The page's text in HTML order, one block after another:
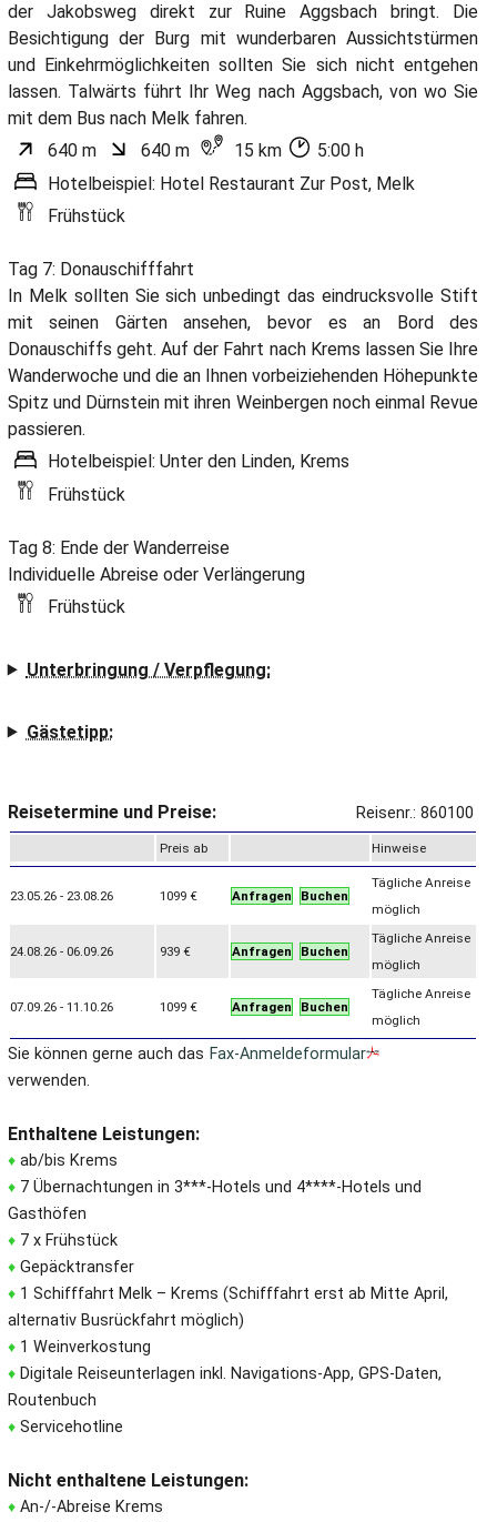
der Jakobsweg direkt zur Ruine Aggsbach bringt. Die
Besichtigung der Burg mit wunderbaren Aussichtstürmen
und Einkehrmöglichkeiten sollten Sie sich nicht entgehen
lassen. Talwärts führt Ihr Weg nach Aggsbach, von wo Sie
mit dem Bus nach Melk fahren.
640 m
640 m 15 km
5:00 h
Hotelbeispiel: Hotel Restaurant Zur Post, Melk
Frühstück
Tag 7: Donauschifffahrt
In Melk sollten Sie sich unbedingt das eindrucksvolle Stift
mit seinen Gärten ansehen, bevor es an Bord des
Donauschiffs geht. Auf der Fahrt nach Krems lassen Sie Ihre
Wanderwoche und die an Ihnen vorbeiziehenden Höhepunkte
Spitz und Dürnstein mit ihren Weinbergen noch einmal Revue
passieren.
Hotelbeispiel: Unter den Linden, Krems
Frühstück
Tag 8: Ende der Wanderreise
Individuelle Abreise oder Verlängerung
Frühstück
Unterbringung / Verpflegung:
Gästetipp:
Reisetermine und Preise: Reisenr.: 860100
Preis ab Hinweise
23.05.26 - 23.08.26 1099 € Anfragen Buchen
Tägliche Anreise
möglich
24.08.26 - 06.09.26 939 € Anfragen Buchen
Tägliche Anreise
möglich
07.09.26 - 11.10.26 1099 € Anfragen Buchen
Tägliche Anreise
möglich
Sie können gerne auch das Fax-Anmeldeformular
verwenden.
Enthaltene Leistungen:
♦ab/bis Krems
♦7 Übernachtungen in 3***-Hotels und 4****-Hotels und
Gasthöfen
♦7 x Frühstück
♦Gepäcktransfer
♦1 Schifffahrt Melk – Krems (Schifffahrt erst ab Mitte April,
alternativ Busrückfahrt möglich)
♦1 Weinverkostung
♦Digitale Reiseunterlagen inkl. Navigations-App, GPS-Daten,
Routenbuch
♦Servicehotline
Nicht enthaltene Leistungen:
♦An-/-Abreise Krems